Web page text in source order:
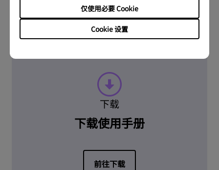
Cookie 设置
仅使用必要 Cookie
了解更多
下载
下载使用手册
前往下载